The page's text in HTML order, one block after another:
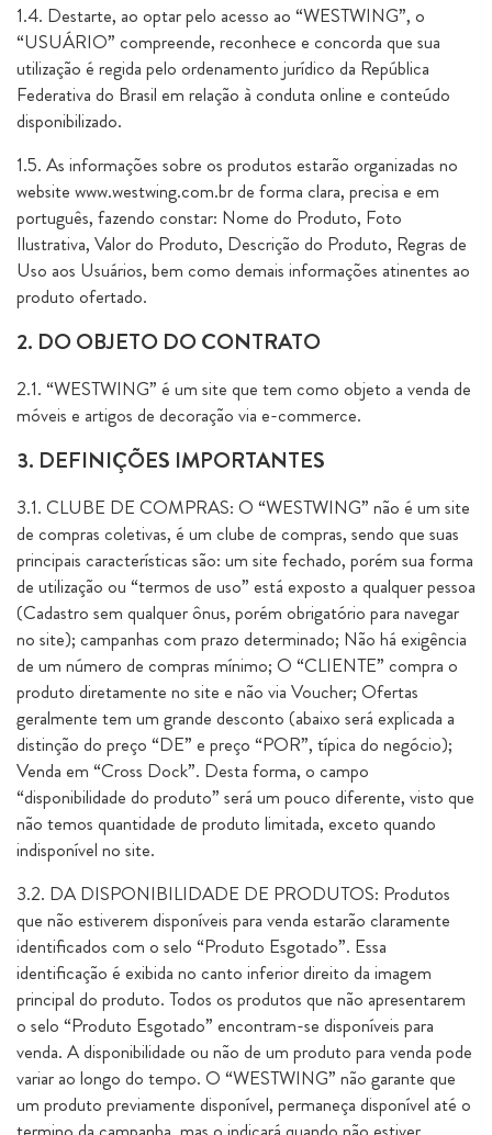
1.4. Destarte, ao optar pelo acesso ao “WESTWING”, o
“USUÁRIO” compreende, reconhece e concorda que sua
utilização é regida pelo ordenamento jurídico da República
Federativa do Brasil em relação à conduta online e conteúdo
disponibilizado.
1.5. As informações sobre os produtos estarão organizadas no
website www.westwing.com.br de forma clara, precisa e em
português, fazendo constar: Nome do Produto, Foto
Ilustrativa, Valor do Produto, Descrição do Produto, Regras de
Uso aos Usuários, bem como demais informações atinentes ao
produto ofertado.
2. DO OBJETO DO CONTRATO
2.1. “WESTWING” é um site que tem como objeto a venda de
móveis e artigos de decoração via e-commerce.
3. DEFINIÇÕES IMPORTANTES
3.1. CLUBE DE COMPRAS: O “WESTWING” não é um site
de compras coletivas, é um clube de compras, sendo que suas
principais características são: um site fechado, porém sua forma
de utilização ou “termos de uso” está exposto a qualquer pessoa
(Cadastro sem qualquer ônus, porém obrigatório para navegar
no site); campanhas com prazo determinado; Não há exigência
de um número de compras mínimo; O “CLIENTE” compra o
produto diretamente no site e não via Voucher; Ofertas
geralmente tem um grande desconto (abaixo será explicada a
distinção do preço “DE” e preço “POR”, típica do negócio);
Venda em “Cross Dock”. Desta forma, o campo
“disponibilidade do produto” será um pouco diferente, visto que
não temos quantidade de produto limitada, exceto quando
indisponível no site.
3.2. DA DISPONIBILIDADE DE PRODUTOS: Produtos
que não estiverem disponíveis para venda estarão claramente
identificados com o selo “Produto Esgotado”. Essa
identificação é exibida no canto inferior direito da imagem
principal do produto. Todos os produtos que não apresentarem
o selo “Produto Esgotado” encontram-se disponíveis para
venda. A disponibilidade ou não de um produto para venda pode
variar ao longo do tempo. O “WESTWING” não garante que
um produto previamente disponível, permaneça disponível até o